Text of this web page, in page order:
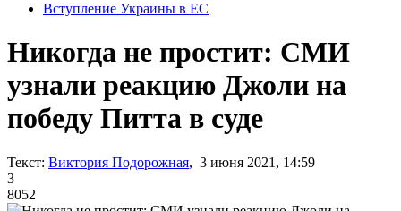
Вступление Украины в ЕС
Никогда не простит: СМИ
узнали реакцию Джоли на
победу Питта в суде
Текст: Виктория Подорожная, 3 июня 2021, 14:59
3
8052